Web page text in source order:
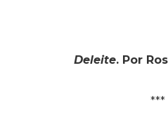
Deleite. Por
***